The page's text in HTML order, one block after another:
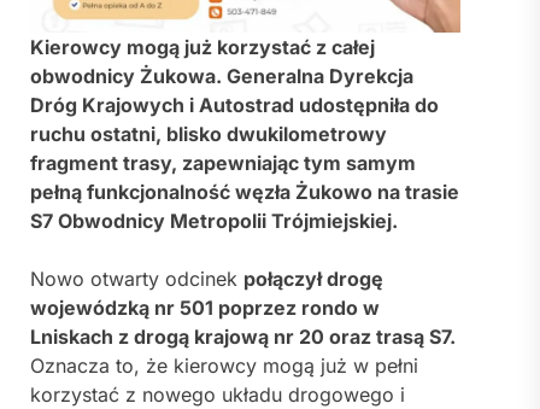
Kierowcy mogą już korzystać z całej
obwodnicy Żukowa. Generalna Dyrekcja
Dróg Krajowych i Autostrad udostępniła do
ruchu ostatni, blisko dwukilometrowy
fragment trasy, zapewniając tym samym
pełną funkcjonalność węzła Żukowo na trasie
S7 Obwodnicy Metropolii Trójmiejskiej.
Nowo otwarty odcinek połączył drogę
wojewódzką nr 501 poprzez rondo w
Lniskach z drogą krajową nr 20 oraz trasą S7.
Oznacza to, że kierowcy mogą już w pełni
korzystać z nowego układu drogowego i